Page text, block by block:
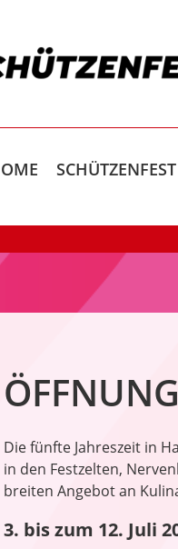
SCHÜTZENFEST
Die fünfte Jahreszeit in
in den Festzelten,
breiten Angebot an
3. bis zum 12. Juli